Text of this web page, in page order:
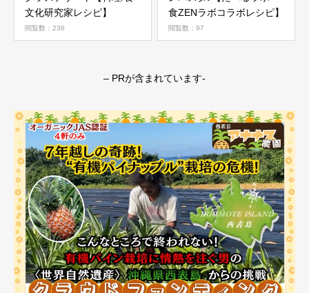
文化研究家レシピ】
閲覧数：236
食ZENラボコラボレシピ】
閲覧数：97
– PRが含まれています-